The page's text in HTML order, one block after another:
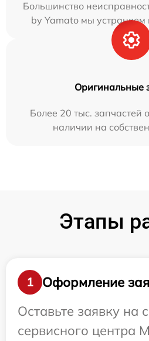
Большинство
by Yamato мы устраняем
Оригинальные
Более 20 тыс. запчастей
наличии на
Этапы
1
Оформление
Оставьте заявку на
сервисного центра